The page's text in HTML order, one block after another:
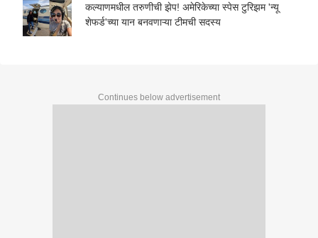
कल्याणमधील तरुणीची झेप! अमेरिकेच्या स्पेस टुरिझम 'न्यू
शेफर्ड'च्या यान बनवणाऱ्या टीमची सदस्य
Continues below advertisement